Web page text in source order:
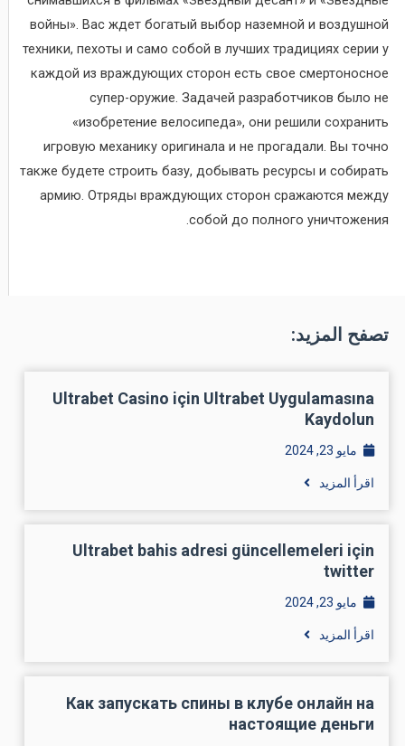
войны». Вас ждет богатый выбор наземной и воздушной
техники, пехоты и само собой в лучших традициях серии у
каждой из враждующих сторон есть свое смертоносное
супер-оружие. Задачей разработчиков было не
«изобретение велосипеда», они решили сохранить
игровую механику оригинала и не прогадали. Вы точно
также будете строить базу, добывать ресурсы и собирать
армию. Отряды враждующих сторон сражаются между
собой до полного уничтожения.
تصفح المزيد:
Ultrabet Casino için Ultrabet Uygulamasına
Kaydolun
مايو 23, 2024
اقرأ المزيد
Ultrabet bahis adresi güncellemeleri için
twitter
مايو 23, 2024
اقرأ المزيد
Как запускать спины в клубе онлайн на
настоящие деньги